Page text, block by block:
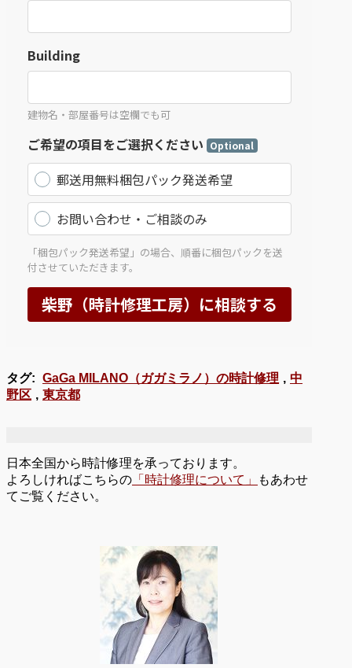
タグ: GaGa MILANO（ガガミラノ）の時計修理 , 中
野区 , 東京都
日本全国から時計修理を承っております。
よろしければこちらの 「時計修理について」
もあわせ
てご覧ください。